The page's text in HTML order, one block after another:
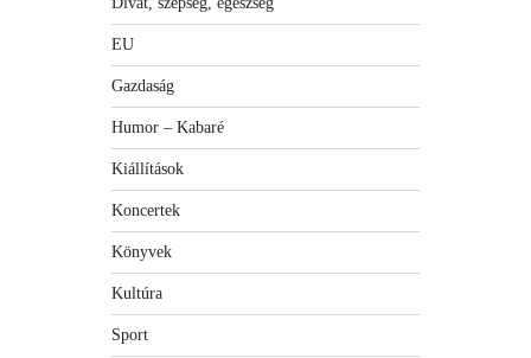
EU
Gazdaság
Humor – Kabaré
Kiállítások
Koncertek
Könyvek
Kultúra
Sport